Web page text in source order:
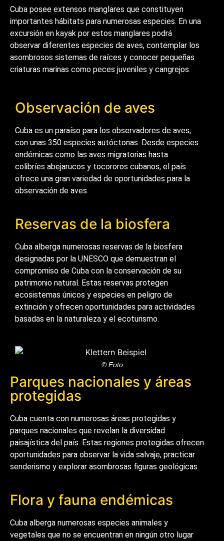
Cuba posee extensos manglares que constituyen
importantes hábitats para numerosas especies. En una
excursión en kayak por estos manglares podrá
observar diferentes especies de aves, contemplar los
asombrosos sistemas de raíces y conocer pequeñas
criaturas marinas como peces juveniles y cangrejos.
Observación de aves
Cuba es un paraíso para los observadores de aves,
con unas 350 especies autóctonas. Desde especies
endémicas como las aves migratorias hasta
colibríes abejarucos y tocororos cubanos, el país
ofrece una gran variedad de oportunidades para la
observación de aves.
Reservas de la biosfera
Cuba alberga numerosas reservas de la biosfera
designadas por la UNESCO que demuestran el
compromiso de Cuba con la conservación de su
patrimonio natural. Estas reservas protegen
ecosistemas únicos y especies en peligro de
extinción y ofrecen oportunidades para actividades
basadas en la naturaleza y el ecoturismo.
© Foto
Parques nacionales y áreas
protegidas
Cuba cuenta con numerosas áreas protegidas y
parques nacionales que revelan la diversidad
paisajística del país. Estas regiones protegidas ofrecen
oportunidades para observar la vida salvaje, practicar
senderismo y explorar asombrosas figuras geológicas.
Flora y fauna endémicas
Cuba alberga numerosas especies animales y
vegetales que no se encuentran en ningún otro lugar